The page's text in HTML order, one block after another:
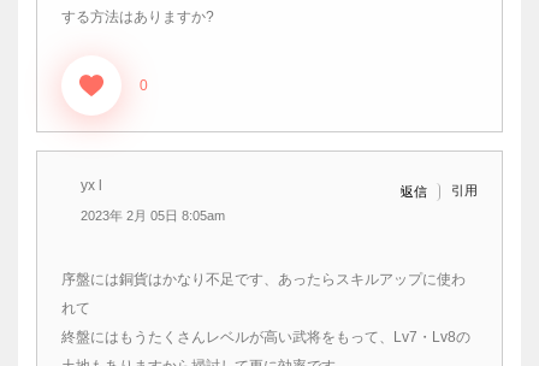
する方法はありますか?
0
yx l
2023年 2月 05日 8:05am
返信 引用
序盤には銅貨はかなり不足です、あったらスキルアップに使わ
れて
終盤にはもうたくさんレベルが高い武将をもって、Lv7・Lv8の